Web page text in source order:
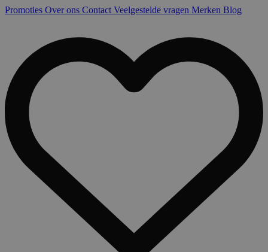
Promoties Over ons Contact Veelgestelde vragen Merken Blog